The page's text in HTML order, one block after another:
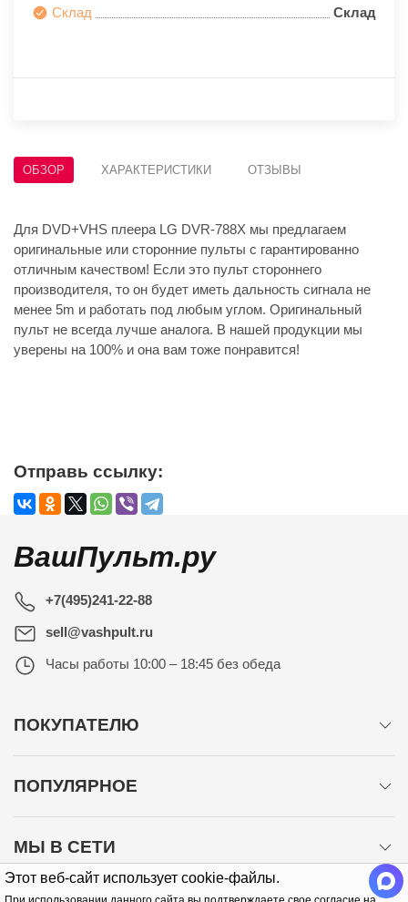
Этот веб-сайт использует cookie-файлы.
Склад Склад
ОБЗОР ХАРАКТЕРИСТИКИ ОТЗЫВЫ
Для DVD+VHS плеера LG DVR-788X мы предлагаем
оригинальные или сторонние пульты с гарантированно
отличным качеством! Если это пульт стороннего
производителя, то он будет иметь дальность сигнала не
менее 5m и работать под любым углом. Оригинальный
пульт не всегда лучше аналога. В нашей продукции мы
уверены на 100% и она вам тоже понравится!
Отправь ссылку:
ВашПульт.ру
+7(495)241-22-88
sell@vashpult.ru
Часы работы 10:00 – 18:45 без обеда
ПОКУПАТЕЛЮ
ПОПУЛЯРНОЕ
МЫ В СЕТИ